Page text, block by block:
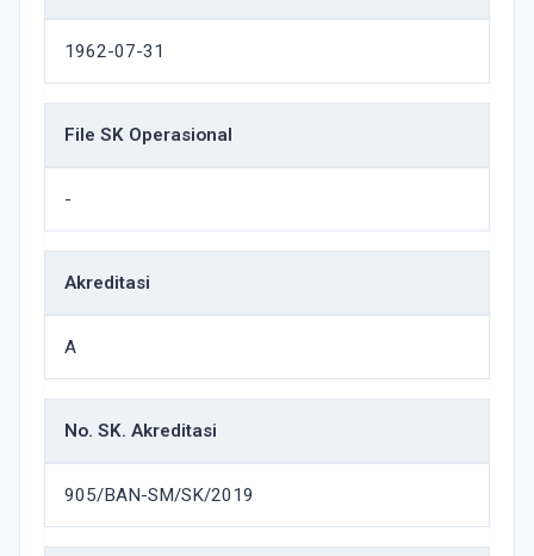
1962-07-31
File SK Operasional
-
Akreditasi
A
No. SK. Akreditasi
905/BAN-SM/SK/2019